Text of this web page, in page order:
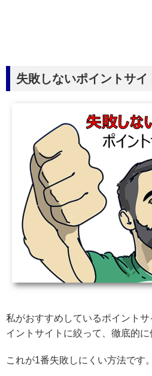
失敗しないポイントサイ
私がおすすめしているポイント
イントサイトに絞って、徹底的に
これが1番失敗しにくい方法です。